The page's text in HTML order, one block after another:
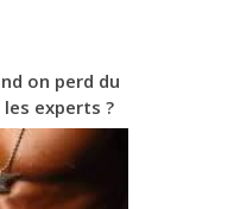
on perd du
experts ?